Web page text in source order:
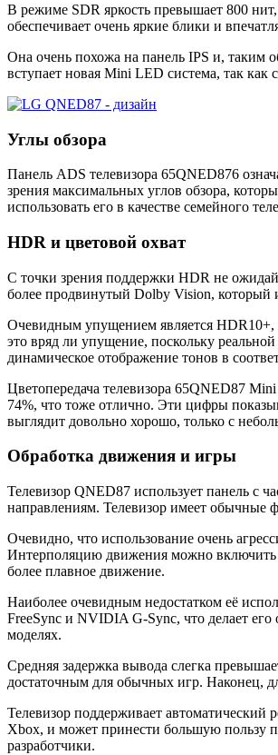
В режиме SDR яркость превышает 800
обеспечивает очень яркие блики и
Она очень похожа на панель IPS и, таким
вступает новая Mini LED система, так как
Углы обзора
Панель ADS телевизора 65QNED876
зрения максимальных углов обзора,
использовать его в качестве семейного
HDR и цветовой охват
С точки зрения поддержки HDR не
более продвинутый Dolby Vision, который
Очевидным упущением является HDR10+,
это вряд ли упущение, поскольку
динамическое отображение тонов в
Цветопередача телевизора 65QNED87
74%, что тоже отлично. Эти цифры
выглядит довольно хорошо, только с
Обработка движения и игры
Телевизор QNED87 использует панель с
направлениям. Телевизор имеет обычные
Очевидно, что использование очень
Интерполяцию движения можно включить
более плавное движение.
Наиболее очевидным недостатком её
FreeSync и NVIDIA G-Sync, что делает
моделях.
Средняя задержка вывода слегка
достаточным для обычных игр. Наконец,
Телевизор поддерживает
Xbox, и может принести большую пользу
разработчики.